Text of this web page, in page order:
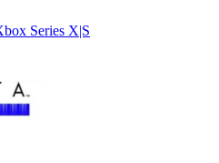
Series X|S